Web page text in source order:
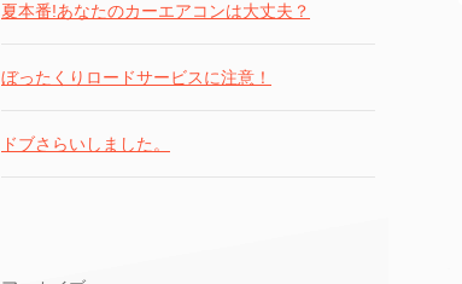
夏本番!あなたのカーエアコンは大丈夫？
ぼったくりロードサービスに注意！
ドブさらいしました。